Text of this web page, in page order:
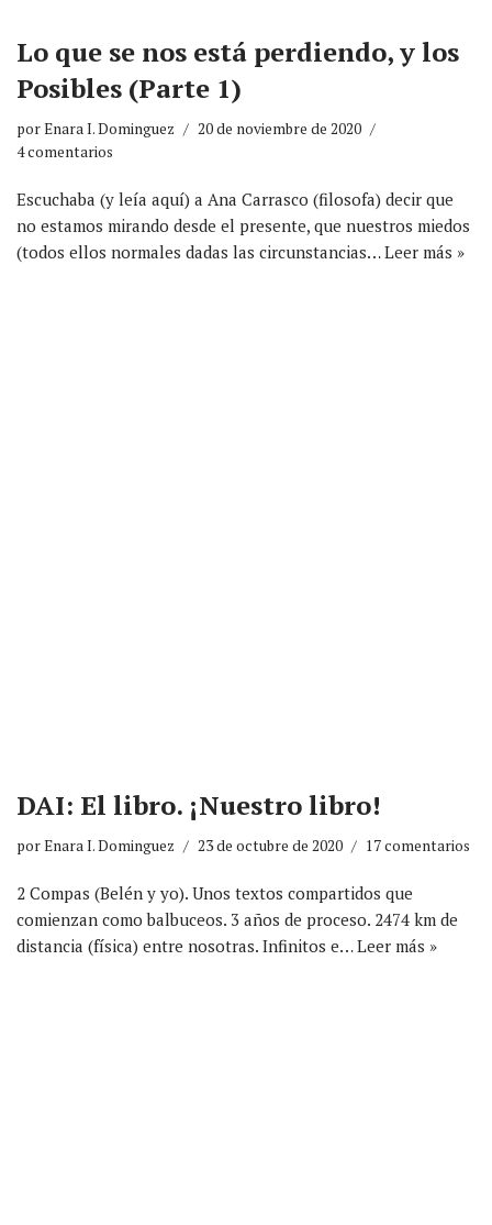
Lo que se nos está perdiendo, y los
Posibles (Parte 1)
porEnara I. Dominguez
20 de noviembre de 2020
4 comentarios
Escuchaba (y leía aquí) a Ana Carrasco (filosofa) decir que
no estamos mirando desde el presente, que nuestros miedos
(todos ellos normales dadas las circunstancias…Leer más »
DAI: El libro. ¡Nuestro libro!
porEnara I. Dominguez 23 de octubre de 2020 17 comentarios
2 Compas (Belén y yo). Unos textos compartidos que
comienzan como balbuceos. 3 años de proceso. 2474 km de
distancia (física) entre nosotras. Infinitos e…Leer más »